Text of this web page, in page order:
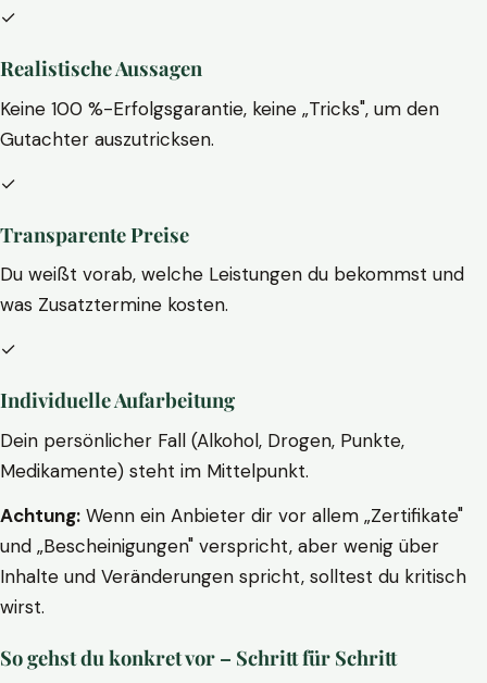
✓
Realistische Aussagen
Keine 100 %-Erfolgsgarantie, keine „Tricks", um den
Gutachter auszutricksen.
✓
Transparente Preise
Du weißt vorab, welche Leistungen du bekommst und
was Zusatztermine kosten.
✓
Individuelle Aufarbeitung
Dein persönlicher Fall (Alkohol, Drogen, Punkte,
Medikamente) steht im Mittelpunkt.
Achtung: Wenn ein Anbieter dir vor allem „Zertifikate"
und „Bescheinigungen" verspricht, aber wenig über
Inhalte und Veränderungen spricht, solltest du kritisch
wirst.
So gehst du konkret vor – Schritt für Schritt